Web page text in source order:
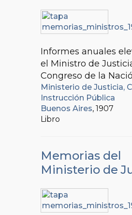
Informes anuales
el Ministro de
Congreso de la
Ministerio de Justicia,
Instrucción Pública
Buenos Aires, 1907
Libro
Memorias del
Ministerio de